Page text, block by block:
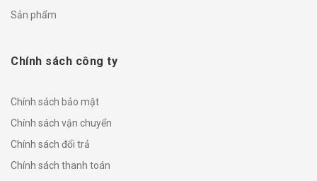
Sản phẩm
Chính sách công ty
Chính sách bảo mật
Chính sách vận chuyển
Chính sách đổi trả
Chính sách thanh toán